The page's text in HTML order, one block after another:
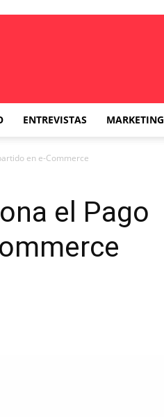
ENTREVISTAS MARKETING
en e-Commerce
el Pago